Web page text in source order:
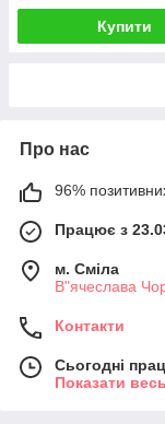
Купити
Про нас
96%
Працює з
м. Сміла
В"ячеслава
Контакти
Сьогодні
Показати